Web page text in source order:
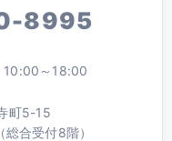
8995
10:00～18:00
町5-15
合受付8階）